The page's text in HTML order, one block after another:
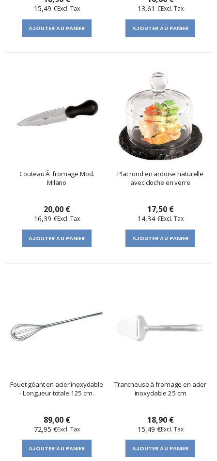
15,49 €
AJOUTER AU PANIER
13,61 €
AJOUTER AU PANIER
Couteau Ã fromage Mod.
Milano
20,00 €
16,39 €
AJOUTER AU PANIER
Plat rond en ardoise naturelle
avec cloche en verre
17,50 €
14,34 €
AJOUTER AU PANIER
Fouet géant en acier inoxydable
- Longueur totale 125 cm.
89,00 €
72,95 €
AJOUTER AU PANIER
Trancheuse à fromage en acier
inoxydable 25 cm
18,90 €
15,49 €
AJOUTER AU PANIER